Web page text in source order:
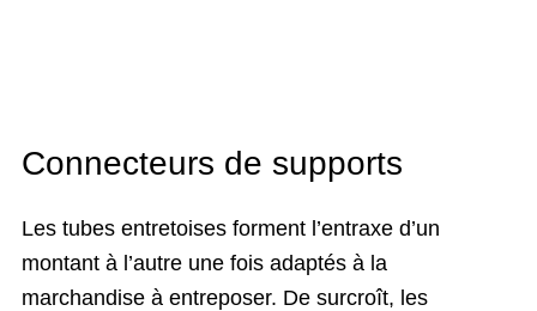
Connecteurs de supports
Les tubes entretoises forment l’entraxe d’un
montant à l’autre une fois adaptés à la
marchandise à entreposer. De surcroît, les